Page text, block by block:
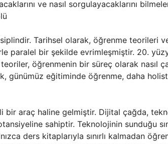
ve nasıl sorgulayacaklarını
Tarihsel olarak, öğrenme teorileri
paralel bir şekilde evrimleşmiştir. 20.
öğrenmenin bir süreç olarak nasıl
günümüz eğitiminde öğrenme, daha
bir araç haline gelmiştir. Dijital çağda,
sahiptir. Teknolojinin sunduğu
ders kitaplarıyla sınırlı kalmadan